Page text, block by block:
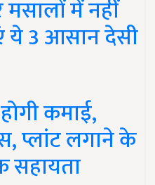
में नहीं
ये 3 आसान देसी
कमाई,
प्लांट लगाने के
सहायता